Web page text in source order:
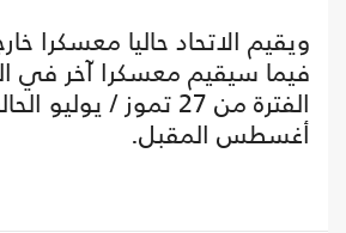
ويقيم الاتحاد حاليا معسكرا
فيما سيقيم معسكرا آخر في
أغسطس المقبل.